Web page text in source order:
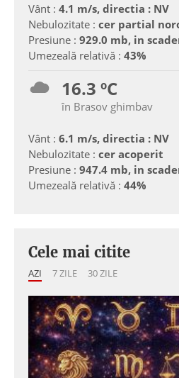
Vânt : 4.1 m/s, directia : NV
Nebulozitate : cer partial
Presiune : 929.0 mb, in
Umezeală relativă : 43%
16.3 ºC
în Brasov ghimbav
Vânt : 6.1 m/s, directia : NV
Nebulozitate : cer acoperit
Presiune : 947.4 mb, in
Umezeală relativă : 44%
Cele mai citite
AZI 7 ZILE 30 ZILE